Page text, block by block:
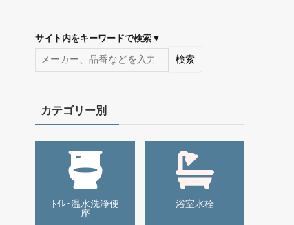
サイト内をキーワードで検索 ▼
検索
カテゴリー別
ﾄｲﾚ･温水洗浄便
座
浴室水栓